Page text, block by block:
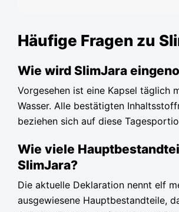
Häufige Fragen zu
Wie wird SlimJara
Vorgesehen ist eine Kapsel täglich
Wasser. Alle bestätigten
beziehen sich auf diese
Wie viele
SlimJara?
Die aktuelle Deklaration nennt elf
ausgewiesene Hauptbestandteile,